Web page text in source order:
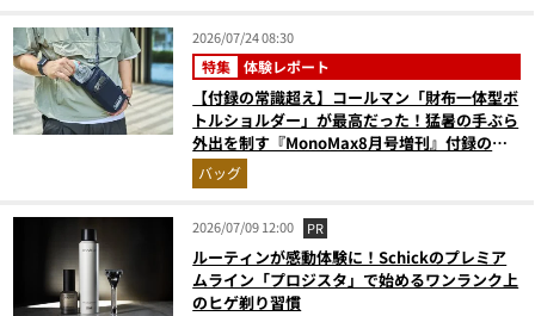
2026/07/24 08:30
特集 体験レポート
【付録の常識超え】コールマン「財布一体型ボ
トルショルダー」が最高だった！猛暑の手ぶら
外出を制す『MonoMax8月号増刊』付録の実
力をスタイリストが徹底レポ
バッグ
2026/07/09 12:00 PR
ルーティンが感動体験に！Schickのプレミア
ムライン「プロジスタ」で始めるワンランク上
のヒゲ剃り習慣